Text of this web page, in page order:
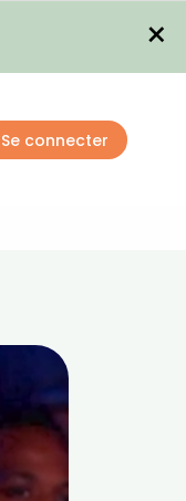
×
Se connecter